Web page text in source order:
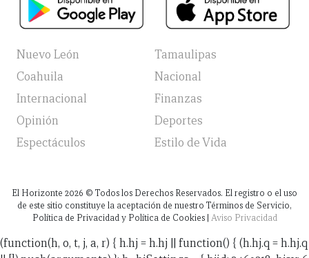
Nuevo León
Tamaulipas
Coahuila
Nacional
Internacional
Finanzas
Opinión
Deportes
Espectáculos
Estilo de Vida
El Horizonte 2026 © Todos los Derechos Reservados. El registro o el uso
de este sitio constituye la aceptación de nuestro Términos de Servicio,
Política de Privacidad y Política de Cookies | Aviso Privacidad
(function(h, o, t, j, a, r) { h.hj = h.hj || function() { (h.hj.q = h.hj.q